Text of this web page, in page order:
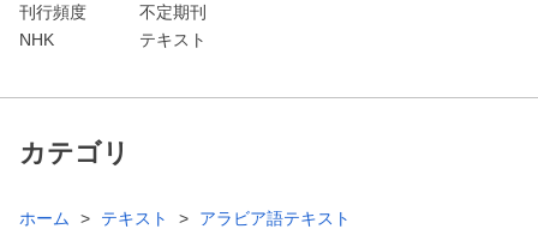
刊行頻度
不定期刊
NHK
テキスト
カテゴリ
ホーム テキスト アラビア語テキスト